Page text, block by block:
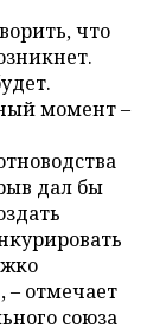
что
момент –
дал бы
– отмечает
союза